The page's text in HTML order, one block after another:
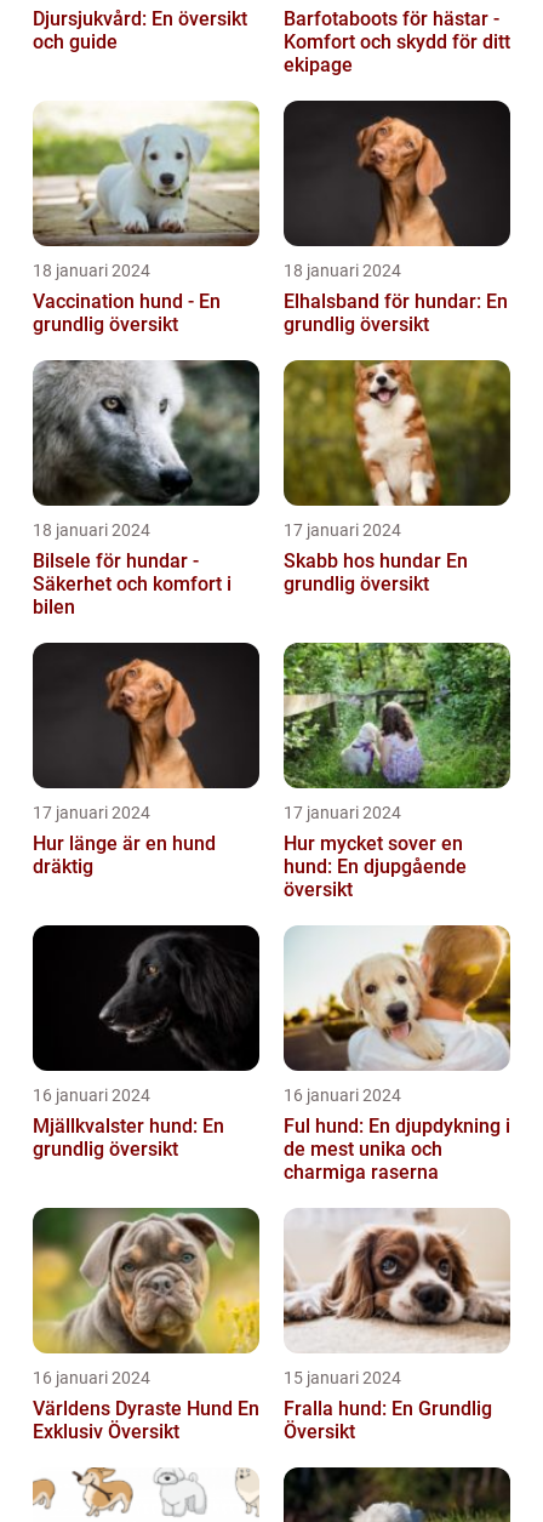
Djursjukvård: En översikt
och guide
Barfotaboots för hästar -
Komfort och skydd för ditt
ekipage
18 januari 2024
Vaccination hund - En
grundlig översikt
18 januari 2024
Elhalsband för hundar: En
grundlig översikt
18 januari 2024
Bilsele för hundar -
Säkerhet och komfort i
bilen
17 januari 2024
Skabb hos hundar En
grundlig översikt
17 januari 2024
Hur länge är en hund
dräktig
17 januari 2024
Hur mycket sover en
hund: En djupgående
översikt
16 januari 2024
Mjällkvalster hund: En
grundlig översikt
16 januari 2024
Ful hund: En djupdykning i
de mest unika och
charmiga raserna
16 januari 2024
Världens Dyraste Hund En
Exklusiv Översikt
15 januari 2024
Fralla hund: En Grundlig
Översikt